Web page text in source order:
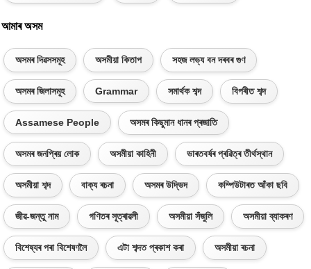
আমাৰ অসম
অসমৰ দিৱসসমূহ অসমীয়া কিতাপ সহজ লভ্য বন দৰবৰ গুণ
অসমৰ জিলাসমূহ Grammar সমাৰ্থক শব্দ বিপৰীত শব্দ
Assamese People অসমৰ কিছুমান ধানৰ প্ৰজাতি
অসমৰ জনপ্ৰিয় লোক অসমীয়া কাহিনী ভাৰতবৰ্ষৰ প্ৰৱিত্ৰ তীৰ্থস্থান
অসমীয়া শব্দ বাক্য ৰচনা অসমৰ উদ্ভিদ কম্পিউটাৰত আঁকা ছবি
জীৱ-জন্তু নাম গণিতৰ সূত্ৰাৱলী অসমীয়া সঁজুলি অসমীয়া ব্যাকৰণ
বিশেষ্যৰ পৰা বিশেষণলৈ এটা শব্দত প্ৰকাশ কৰা অসমীয়া ৰচনা